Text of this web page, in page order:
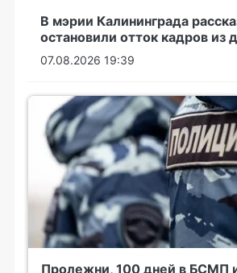
В мэрии Калининграда
остановили отток кадров из
07.08.2026 19:39
Пролежни, 100 дней в БСМП